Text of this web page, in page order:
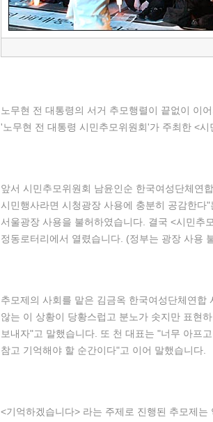
노무현 전 대통령의 서거 추모행렬이 끝없이 이
'노무현 전 대통령 시민추모위원회'가 주최한 <
앞서 시민추모위원회 남윤인순 한국여성단체연
시민행사라면 시청광장 사용에 충분히 공감한
서울광장 사용을 불허하였습니다. 결국 <시민추
정동로터리에서 열렸습니다. (정부는 광장 사용
추모제의 사회를 맡은 김금옥 한국여성단체연
않는 이 상황이 당황스럽고 분노가 솟지만 표현
보내자"고 말했습니다. 또 천 대표는 "너무 아프
참고 기억해야 할 순간이다"고 이어 말했습니다.
<기억하겠습니다> 라는 주제로 진행된 추모제